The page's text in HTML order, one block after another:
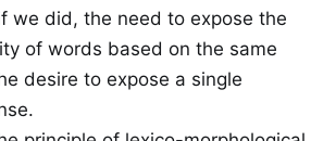
we did, the need to expose the
of words based on the same
desire to expose a single